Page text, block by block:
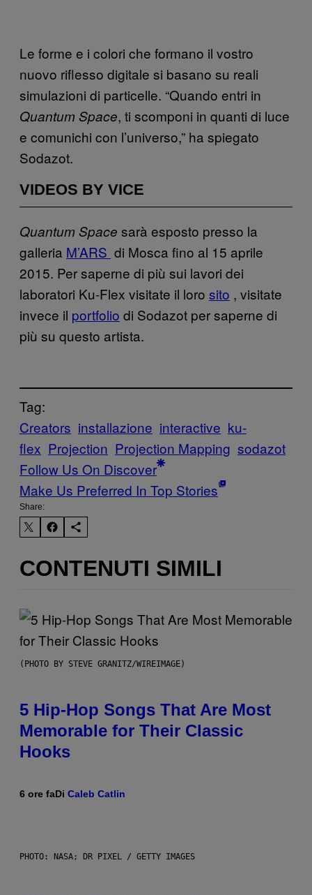
Le forme e i colori che formano il vostro
nuovo riflesso digitale si basano su reali
simulazioni di particelle. “Quando entri in
Quantum Space, ti scomponi in quanti di luce
e comunichi con l’universo,” ha spiegato
Sodazot.
VIDEOS BY VICE
Quantum Space sarà esposto presso la
galleria M’ARS di Mosca fino al 15 aprile
2015. Per saperne di più sui lavori dei
laboratori Ku-Flex visitate il loro sito , visitate
invece il portfolio di Sodazot per saperne di
più su questo artista.
Tag:
Creators installazione interactive ku-
flex Projection Projection Mapping sodazot
Follow Us On Discover
Make Us Preferred In Top Stories
Share:
CONTENUTI SIMILI
(PHOTO BY STEVE GRANITZ/WIREIMAGE)
5 Hip-Hop Songs That Are Most
Memorable for Their Classic
Hooks
6 ore faDi Caleb Catlin
PHOTO: NASA; DR PIXEL / GETTY IMAGES